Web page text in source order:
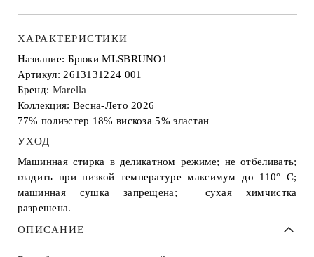
ХАРАКТЕРИСТИКИ
Название: Брюки MLSBRUNO1
Артикул: 2613131224 001
Бренд: Marella
Коллекция: Весна-Лето 2026
77% полиэстер 18% вискоза 5% эластан
УХОД
Машинная стирка в деликатном режиме; не отбеливать;
гладить при низкой температуре максимум до 110° С;
машинная сушка запрещена; сухая химчистка
разрешена.
ОПИСАНИЕ